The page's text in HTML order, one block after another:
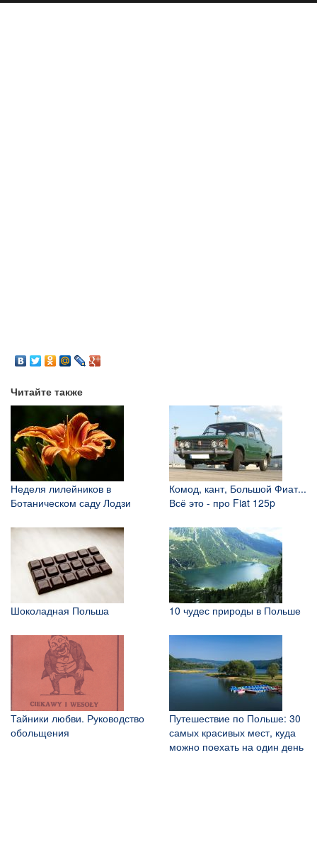
Читайте также
Неделя лилейников в
Ботаническом саду Лодзи
Комод, кант, Большой Фиат...
Всё это - про Fiat 125p
Шоколадная Польша 10 чудес природы в Польше
Тайники любви. Руководство
обольщения
Путешествие по Польше: 30
самых красивых мест, куда
можно поехать на один день